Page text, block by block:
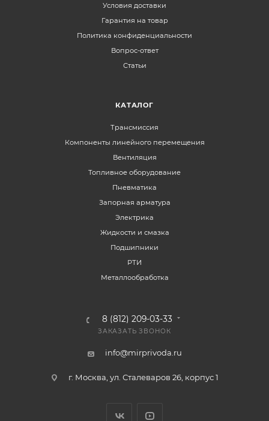
Условия доставки
Гарантия на товар
Политика конфиденциальности
Вопрос-ответ
Статьи
КАТАЛОГ
Трансмиссия
Компоненты линейного перемещения
Вентиляция
Топливное оборудование
Пневматика
Запорная арматура
Электрика
Жидкости и смазка
Подшипники
РТИ
Металлообработка
8 (812) 209-03-33
ЗАКАЗАТЬ ЗВОНОК
info@mirprivoda.ru
г. Москва, ул. Сталеваров 26, корпус 1